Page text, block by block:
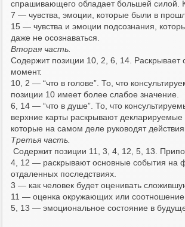
спрашивающего обладает большей силой.
7 — чувства, эмоции, которые были в
15 — чувства и эмоции подсознания,
даже не осознаваться.
Вторая часть.
Содержит позиции 10, 2, 6, 14.
момент.
10, 2 — “что в голове”. То, что
позиции 10 имеет более слабое значение.
6, 14 — “что в душе”. То, что
верхние карты раскрывают
которые на самом деле руководят
Третья часть.
Содержит позиции 11, 3, 4, 12, 5, 13.
4, 12 — раскрывают основные события на
отдаленных последствиях.
3 — как человек будет оценивать
11 — оценка окружающих или
5, 13 — эмоциональное состояние в